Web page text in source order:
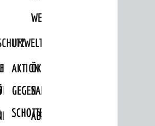
WEINBERGSTRASSE
UMWELTSCHUTZ
AKTION
GEGEN
SCHOTTERGÄRTEN
ÖKOLOGISCHE
SANIERUNG/WAIDSEE
ABFALL